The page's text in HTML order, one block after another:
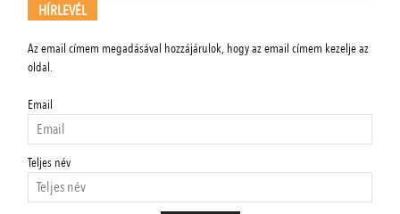
HÍRLEVÉL
Az email címem megadásával hozzájárulok, hogy az email címem kezelje az
oldal.
Email
Teljes név